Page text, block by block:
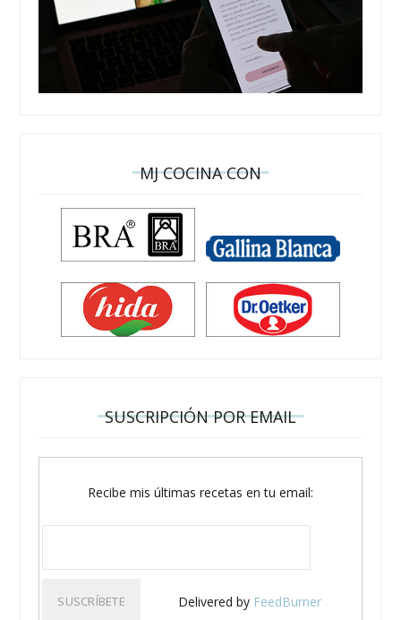
MJ COCINA CON
SUSCRIPCIÓN POR EMAIL
Recibe mis últimas recetas en tu email:
Delivered by FeedBurner